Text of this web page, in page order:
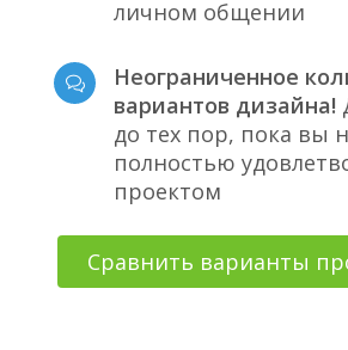
личном общении
Неограниченное
вариантов дизайна!
до тех пор, пока вы
полностью
проектом
Сравнить варианты